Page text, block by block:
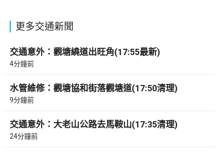
更多交通新聞
交通意外：觀塘繞道出旺角(17:55最新)
4分鐘前
水管維修：觀塘協和街落觀塘道(17:50清理)
9分鐘前
交通意外：大老山公路去馬鞍山(17:35清理)
24分鐘前